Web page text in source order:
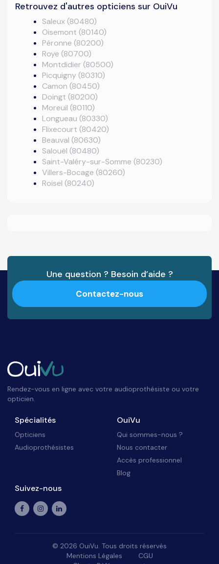
Retrouvez d'autres opticiens sur OuiVu
Saleux (80480)
Oisemont (80140)
Péronne (80200)
Roye (80700)
Montdidier (80500)
Picquigny (80310)
Camon (80450)
Doingt (80200)
Moreuil (80110)
Longueau (80330)
Flixecourt (80420)
Beauval (80630)
Salouël (80480)
Saint-Valéry-sur-Somme (80230)
Villers-Bocage (80260)
Roisel (80240)
Une question ? Besoin d’aide ?
Contactez-nous
Rendez-vous en ligne avec votre audioprothésiste ou votre
opticien.
Spécialités
Opticiens
Audioprothésistes
OuiVu
Qui sommes-nous ?
Nous contacter
Accès professionnel
Blog
Suivez-nous
© 2026 OuiVu. Tous droits réservés
Mentions Légales
CGU